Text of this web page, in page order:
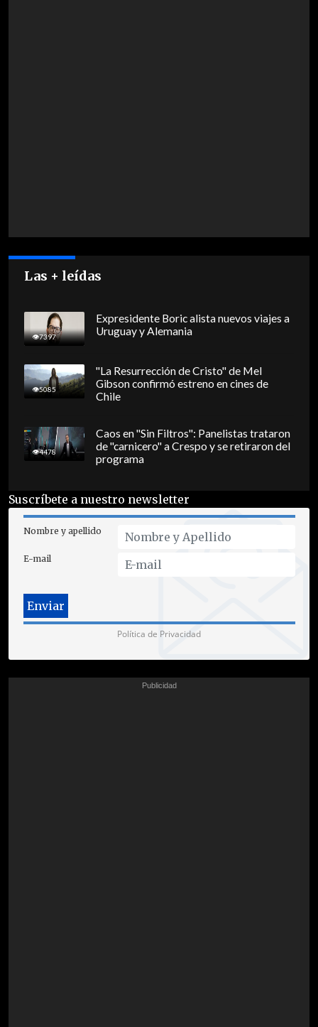
Las + leídas
7397
Expresidente Boric alista nuevos viajes a
Uruguay y Alemania
5085
"La Resurrección de Cristo" de Mel
Gibson confirmó estreno en cines de
Chile
4478
Caos en "Sin Filtros": Panelistas trataron
de "carnicero" a Crespo y se retiraron del
programa
Suscríbete a nuestro newsletter
Nombre y apellido
E-mail
Política de Privacidad